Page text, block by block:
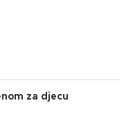
za djecu